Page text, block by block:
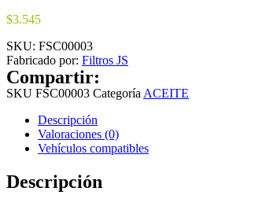
$3.545
SKU: FSC00003
Fabricado por: Filtros JS
Compartir:
SKU FSC00003 Categoría ACEITE
Descripción
Valoraciones (0)
Vehículos compatibles
Descripción